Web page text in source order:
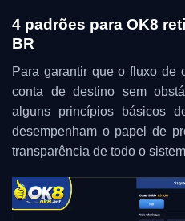
4 padrões para OK8
BR
Para garantir que o fluxo de
conta de destino sem
alguns princípios básicos
desempenham o papel de
transparência de todo o